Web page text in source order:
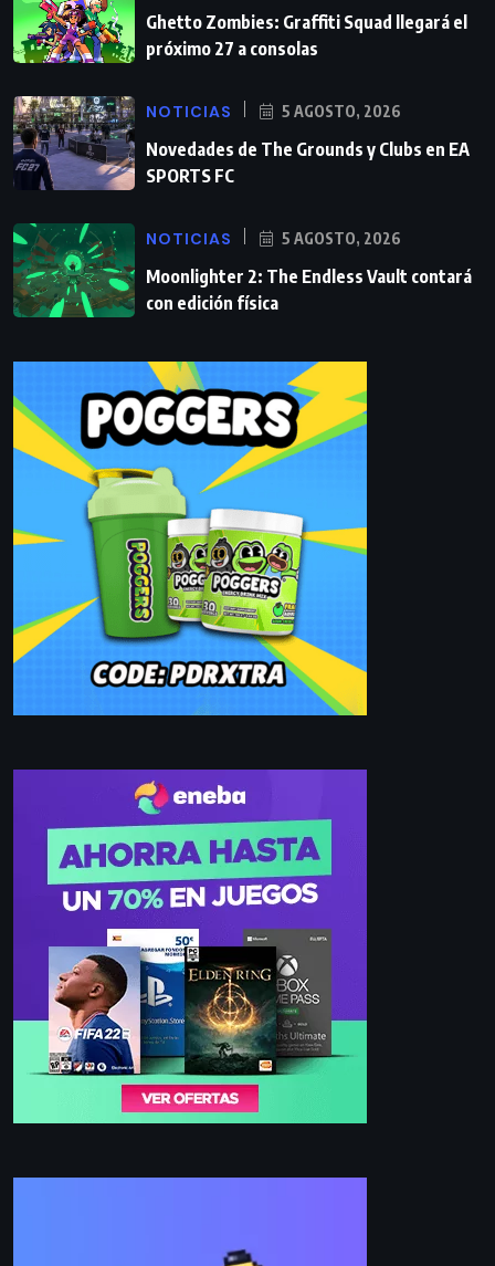
Ghetto Zombies: Graffiti Squad llegará el
próximo 27 a consolas
NOTICIAS 5 AGOSTO, 2026
Novedades de The Grounds y Clubs en EA
SPORTS FC
NOTICIAS 5 AGOSTO, 2026
Moonlighter 2: The Endless Vault contará
con edición física